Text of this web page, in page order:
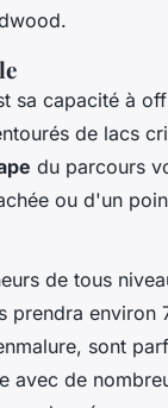
sa capacité à
de lacs
du parcours
ou d'un
de tous
environ
sont
avec de